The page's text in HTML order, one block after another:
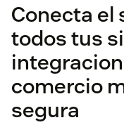
Conecta el
todos tus
comercio
segura